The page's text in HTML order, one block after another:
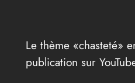
Le thème «chasteté»
publication sur